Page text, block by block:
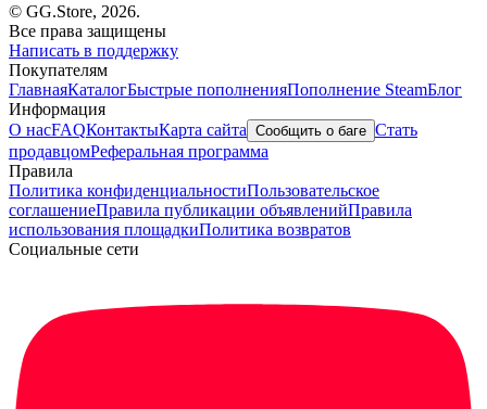
© GG.Store, 2026.
Все права защищены
Написать в поддержку
Покупателям
ГлавнаяКаталогБыстрые пополненияПополнение SteamБлог
Информация
О насFAQКонтактыКарта сайта Сообщить о баге Стать
продавцомРеферальная программа
Правила
Политика конфиденциальностиПользовательское
соглашениеПравила публикации объявленийПравила
использования площадкиПолитика возвратов
Социальные сети